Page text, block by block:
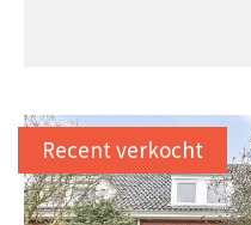
Recent verkocht